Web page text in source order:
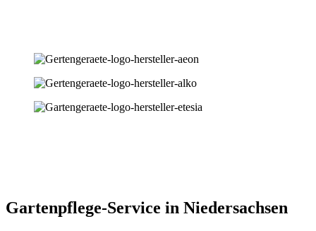
Gartenpflege-Service in Niedersachsen